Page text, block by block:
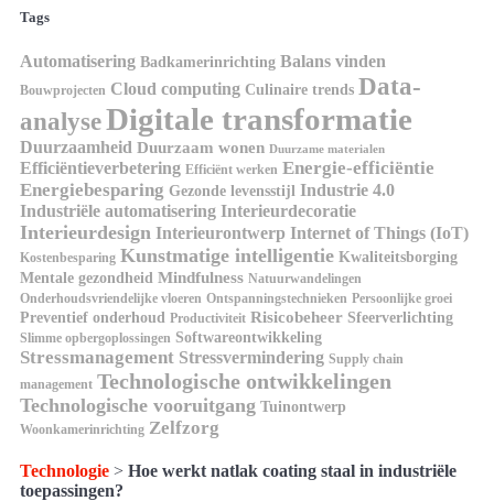
Tags
Automatisering Badkamerinrichting Balans vinden
Bouwprojecten Cloud computing Culinaire trends Data-
analyseDigitale transformatie
Duurzaamheid Duurzaam wonen Duurzame materialen
Efficiëntieverbetering Efficiënt werken Energie-efficiëntie
Energiebesparing Gezonde levensstijl Industrie 4.0
Industriële automatisering Interieurdecoratie
Interieurdesign Interieurontwerp Internet of Things (IoT)
Kostenbesparing Kunstmatige intelligentie Kwaliteitsborging
Mentale gezondheid Mindfulness Natuurwandelingen
Onderhoudsvriendelijke vloeren Ontspanningstechnieken Persoonlijke groei
Preventief onderhoud Productiviteit Risicobeheer Sfeerverlichting
Slimme opbergoplossingen Softwareontwikkeling
Stressmanagement Stressvermindering Supply chain
management Technologische ontwikkelingen
Technologische vooruitgang Tuinontwerp
Woonkamerinrichting Zelfzorg
Technologie > Hoe werkt natlak coating staal in industriële
toepassingen?